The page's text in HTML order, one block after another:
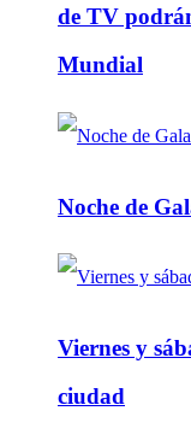
de TV
Mundial
Noche de
Viernes y
ciudad